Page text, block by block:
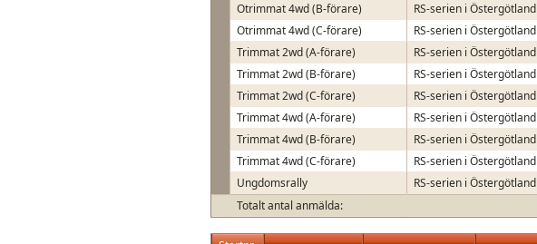
Totalt antal anmälda:
Otrimmat 4wd (B-förare)
RS-serien i Östergötland
Otrimmat 4wd (C-förare)
RS-serien i Östergötland
Trimmat 2wd (A-förare)
RS-serien i Östergötland
Trimmat 2wd (B-förare)
RS-serien i Östergötland
Trimmat 2wd (C-förare)
RS-serien i Östergötland
Trimmat 4wd (A-förare)
RS-serien i Östergötland
Trimmat 4wd (B-förare)
RS-serien i Östergötland
Trimmat 4wd (C-förare)
RS-serien i Östergötland
Ungdomsrally
RS-serien i Östergötland